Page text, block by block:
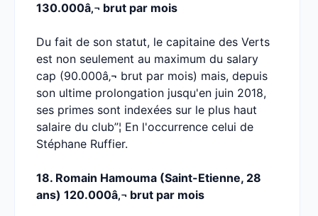
130.000â‚¬ brut par mois
Du fait de son statut, le capitaine des Verts
est non seulement au maximum du salary
cap (90.000â‚¬ brut par mois) mais, depuis
son ultime prolongation jusqu'en juin 2018,
ses primes sont indexées sur le plus haut
salaire du club”¦ En l'occurrence celui de
Stéphane Ruffier.
18. Romain Hamouma (Saint-Etienne, 28
ans) 120.000â‚¬ brut par mois